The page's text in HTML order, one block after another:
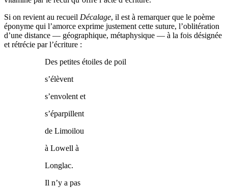
Si on revient au recueil Décalage, il est à remarquer que le poème
éponyme qui l’amorce exprime justement cette suture, l’oblitération
d’une distance — géographique, métaphysique — à la fois désignée
et rétrécie par l’écriture :
Des petites étoiles de poil
s’élèvent
s’envolent et
s’éparpillent
de Limoilou
à Lowell à
Longlac.
Il n’y a pas